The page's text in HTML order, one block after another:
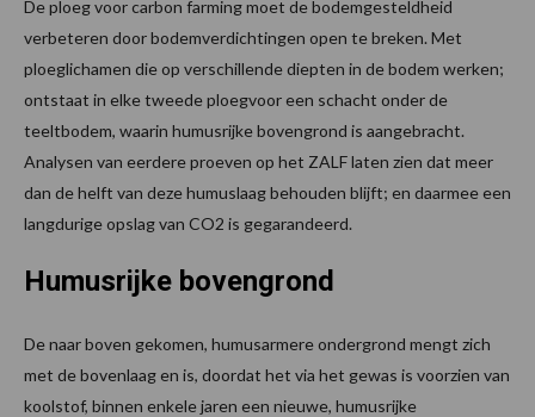
De ploeg voor carbon farming moet de bodemgesteldheid
verbeteren door bodemverdichtingen open te breken. Met
ploeglichamen die op verschillende diepten in de bodem werken;
ontstaat in elke tweede ploegvoor een schacht onder de
teeltbodem, waarin humusrijke bovengrond is aangebracht.
Analysen van eerdere proeven op het ZALF laten zien dat meer
dan de helft van deze humuslaag behouden blijft; en daarmee een
langdurige opslag van CO2 is gegarandeerd.
Humusrijke bovengrond
De naar boven gekomen, humusarmere ondergrond mengt zich
met de bovenlaag en is, doordat het via het gewas is voorzien van
koolstof, binnen enkele jaren een nieuwe, humusrijke